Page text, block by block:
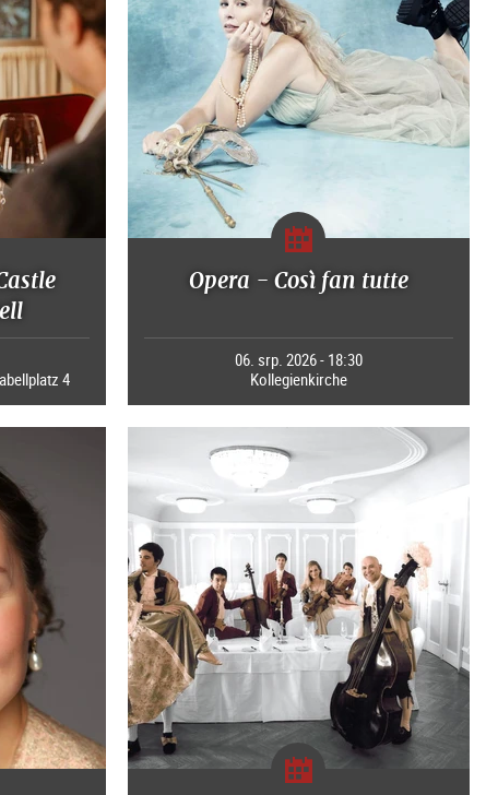
4
Opera - Così fan tutte
06. srp. 2026 - 18:30
Kollegienkirche